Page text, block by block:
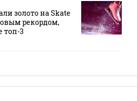
золото на Skate
рекордом,
топ-3